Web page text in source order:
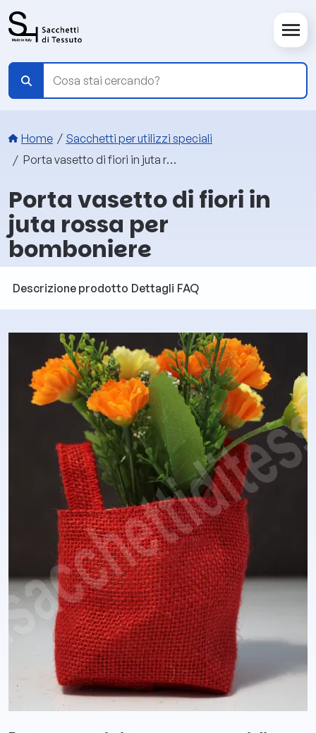
Briciole di pane
Home
Sacchetti per utilizzi speciali
Porta vasetto di fiori in juta rossa per bomboniere
Porta vasetto di fiori in
juta rossa per
bomboniere
Descrizione prodotto Dettagli FAQ